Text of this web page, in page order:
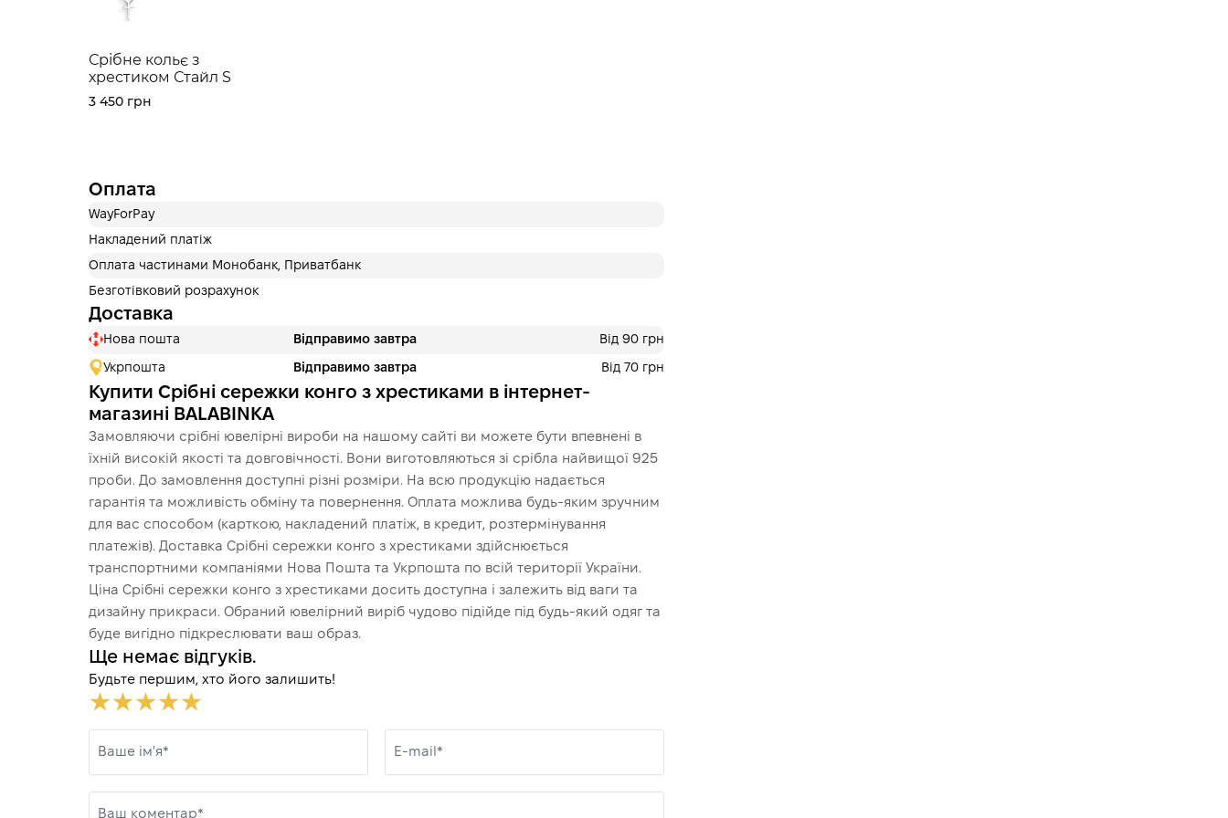
Срібне кольє з
хрестиком Стайл S
3 450 грн
Оплата
WayForPay
Накладений платіж
Оплата частинами Монобанк, Приватбанк
Безготівковий розрахунок
Доставка
Нова пошта Відправимо завтра Від 90 грн
Укрпошта Відправимо завтра Від 70 грн
Купити Срібні сережки конго з хрестиками в інтернет-
магазині BALABINKA
Замовляючи срібні ювелірні вироби на нашому сайті ви можете бути впевнені в
їхній високій якості та довговічності. Вони виготовляються зі срібла найвищої 925
проби. До замовлення доступні різні розміри. На всю продукцію надається
гарантія та можливість обміну та повернення. Оплата можлива будь-яким зручним
для вас способом (карткою, накладений платіж, в кредит, розтермінування
платежів). Доставка Срібні сережки конго з хрестиками здійснюється
транспортними компаніями Нова Пошта та Укрпошта по всій території України.
Ціна Срібні сережки конго з хрестиками досить доступна і залежить від ваги та
дизайну прикраси. Обраний ювелірний виріб чудово підійде під будь-який одяг та
буде вигідно підкреслювати ваш образ.
Ще немає відгуків.
Будьте першим, хто його залишить!
Ваше ім'я* E-mail*
Ваш коментар*